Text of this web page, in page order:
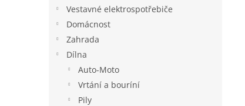
Vestavné elektrospotřebiče
Domácnost
Zahrada
Dílna
Auto-Moto
Vrtání a bouríní
Pily